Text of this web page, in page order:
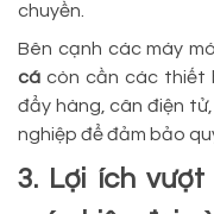
chuyền.
Bên cạnh các máy
cá còn cần các thiết
đẩy hàng, cân điện
nghiệp để đảm bảo
3. Lợi ích